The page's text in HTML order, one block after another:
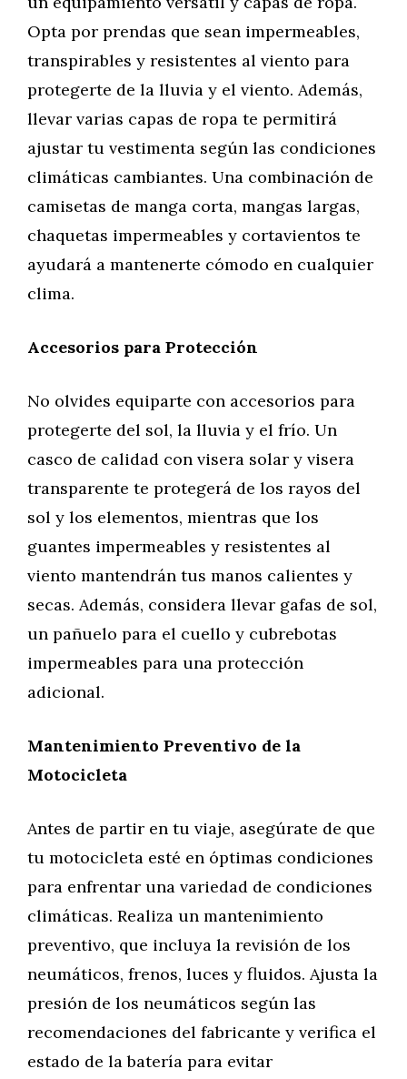
Opta por prendas que sean impermeables,
transpirables y resistentes al viento para
protegerte de la lluvia y el viento. Además,
llevar varias capas de ropa te permitirá
ajustar tu vestimenta según las condiciones
climáticas cambiantes. Una combinación de
camisetas de manga corta, mangas largas,
chaquetas impermeables y cortavientos te
ayudará a mantenerte cómodo en cualquier
clima.
Accesorios para Protección
No olvides equiparte con accesorios para
protegerte del sol, la lluvia y el frío. Un
casco de calidad con visera solar y visera
transparente te protegerá de los rayos del
sol y los elementos, mientras que los
guantes impermeables y resistentes al
viento mantendrán tus manos calientes y
secas. Además, considera llevar gafas de sol,
un pañuelo para el cuello y cubrebotas
impermeables para una protección
adicional.
Mantenimiento Preventivo de la
Motocicleta
Antes de partir en tu viaje, asegúrate de que
tu motocicleta esté en óptimas condiciones
para enfrentar una variedad de condiciones
climáticas. Realiza un mantenimiento
preventivo, que incluya la revisión de los
neumáticos, frenos, luces y fluidos. Ajusta la
presión de los neumáticos según las
recomendaciones del fabricante y verifica el
estado de la batería para evitar